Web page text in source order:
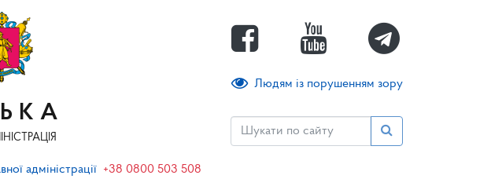
Людям із порушенням зору
адміністрації +38 0800 503 508